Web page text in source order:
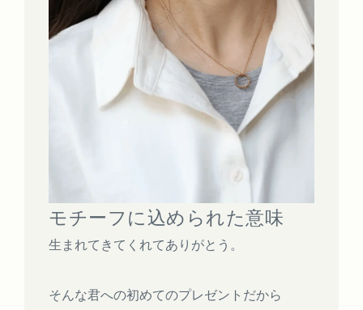
モチーフに込められた意味
生まれてきてくれてありがとう。
そんな君への初めてのプレゼントだから